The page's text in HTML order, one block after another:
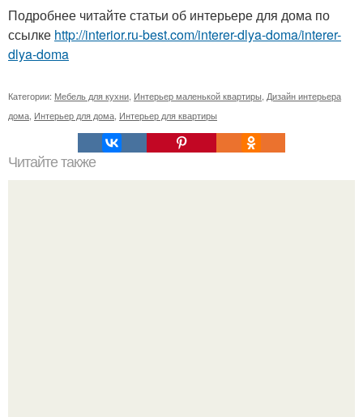
Подробнее читайте статьи об интерьере для дома по
ссылке http://interior.ru-best.com/interer-dlya-doma/interer-
dlya-doma
Категории: Мебель для кухни Интерьер маленькой квартиры Дизайн интерьера
дома Интерьер для дома Интерьер для квартиры
Читайте также